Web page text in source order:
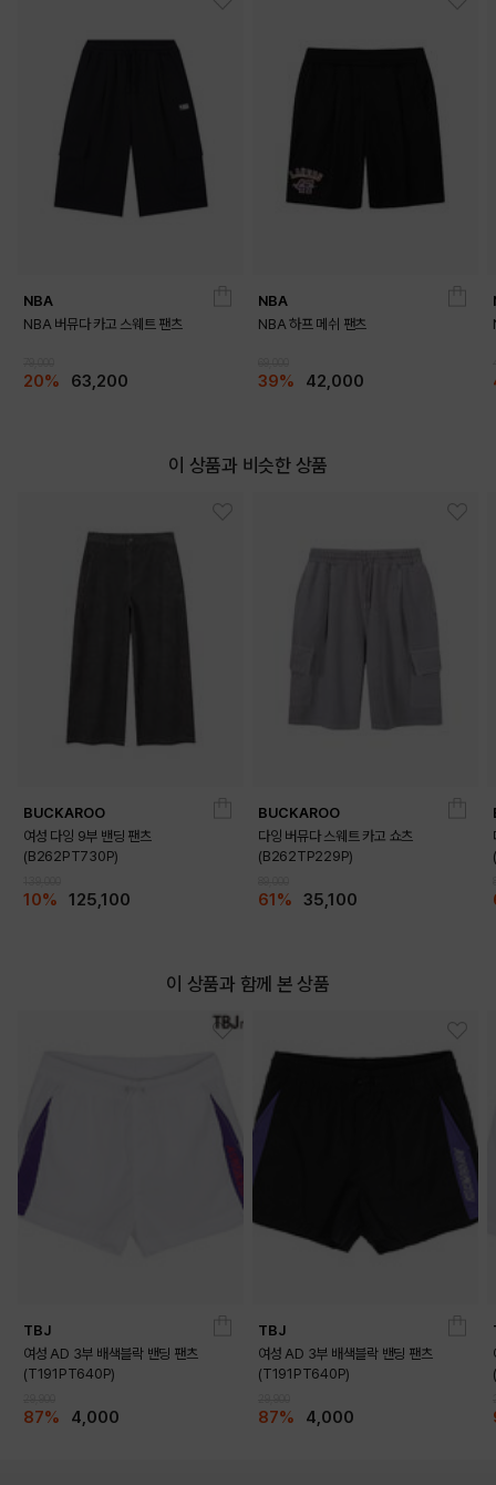
BLACK
NBA
NBA 버뮤다 카고 스웨트 팬츠
20% 63,200
NBA
NBA 하프 메쉬 팬츠
39% 42,000
이 상품과 비슷한 상품
BUCKAROO
여성 다잉 9부 밴딩 팬츠
(B262PT730P)
10% 125,100
BUCKAROO
다잉 버뮤다 스웨트 카고 쇼츠
(B262TP229P)
61% 35,100
이 상품과 함께 본 상품
TBJ
여성 AD 3부 배색블락 밴딩 팬츠
(T191PT640P)
87% 4,000
TBJ
여성 AD 3부 배색블락 밴딩 팬츠
(T191PT640P)
87% 4,000